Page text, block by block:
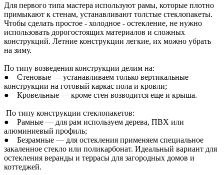
Для первого типа мастера используют рамы, которые плотно
примыкают к стенам, устанавливают толстые стеклопакеты.
Чтобы сделать простое - холодное - остекление, не нужно
использовать дорогостоящих материалов и сложных
конструкций. Летние конструкции легкие, их можно убрать
на зиму.
По типу возведения конструкции делим на:
● Стеновые — устанавливаем только вертикальные
конструкции на готовый каркас пола и кровли;
● Кровельные — кроме стен возводится еще и крыша.
По типу конструкции стеклопакетов:
● Рамные — для рам используем дерева, ПВХ или
алюминиевый профиль;
● Безрамные — для остекления применяем специальное
закаленное стекло или поликарбонат. Идеальный вариант для
остекления веранды и террасы для загородных домов и
коттеджей.